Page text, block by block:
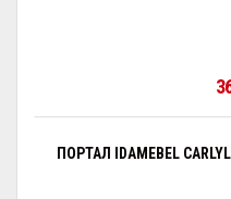
ПОРТАЛ IDAMEBEL